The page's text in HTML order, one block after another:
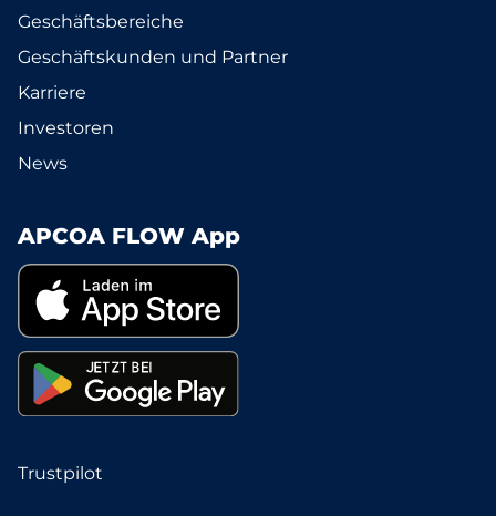
Geschäftsbereiche
Geschäftskunden und Partner
Karriere
Investoren
News
APCOA FLOW App
Trustpilot